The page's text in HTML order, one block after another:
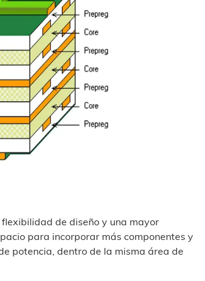
de diseño y una mayor
para incorporar más componentes y
potencia, dentro de la misma área de